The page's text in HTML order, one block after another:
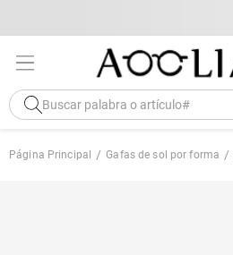
Página Principal Gafas de sol por forma